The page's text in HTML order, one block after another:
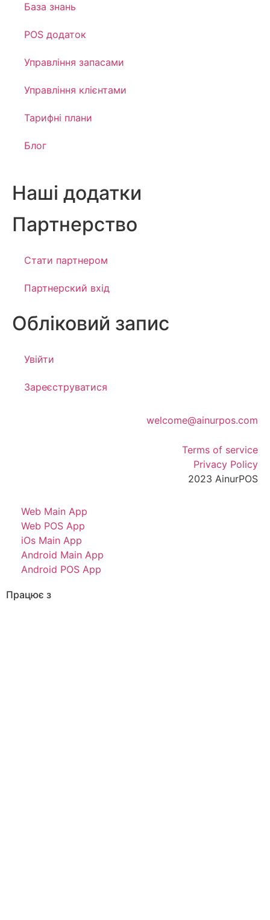
База знань
POS додаток
Управління запасами
Управління клієнтами
Тарифні плани
Блог
Наші додатки
Партнерство
Стати партнером
Партнерский вхід
Обліковий запис
Увійти
Зареєструватися
welcome@ainurpos.com
Terms of service
Privacy Policy
2023 AinurPOS
Web Main App
Web POS App
iOs Main App
Android Main App
Android POS App
Працює з